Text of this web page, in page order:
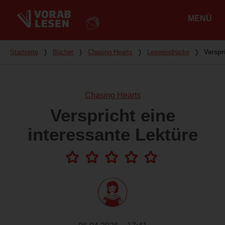
MENÜ
Du bist hier
Startseite ❭ Bücher ❭ Chasing Hearts ❭ Leseeindrücke ❭
Chasing Hearts
Verspricht eine
interessante Lektüre